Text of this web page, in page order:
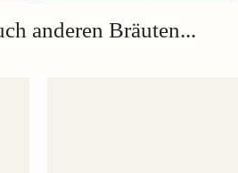
anderen Bräuten...